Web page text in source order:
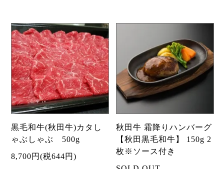
黒毛和牛(秋田牛)カタし
ゃぶしゃぶ 500g
8,700円(税644円)
秋田牛 霜降りハンバーグ
【秋田黒毛和牛】 150g 2
枚※ソース付き